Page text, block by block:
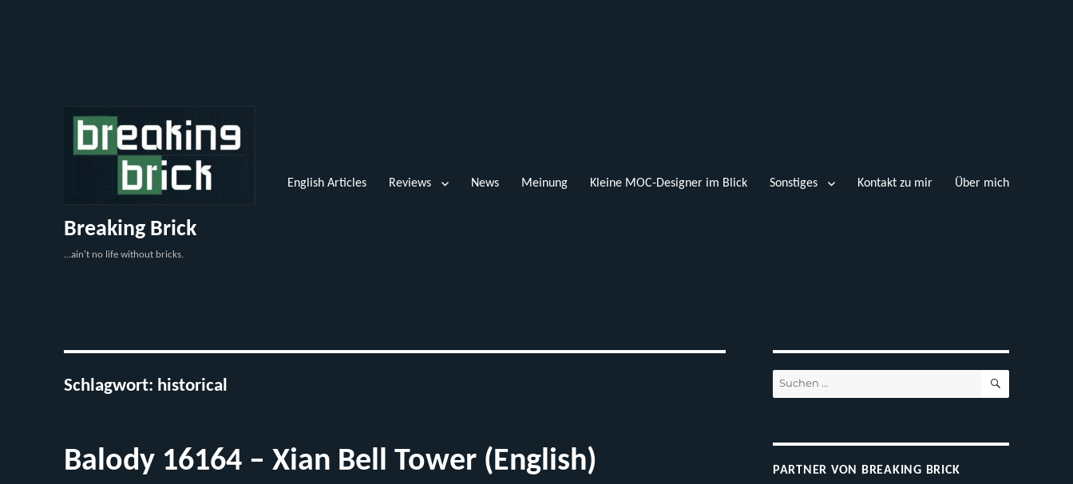
Breaking Brick
…ain't no life without bricks.
English Articles Reviews News Meinung Kleine MOC-Designer im Blick Sonstiges Kontakt zu mir Über mich
Schlagwort: historical
Balody 16164 – Xian Bell Tower (English)
Suchen
nach:
SUCHEN
PARTNER VON BREAKING BRICK